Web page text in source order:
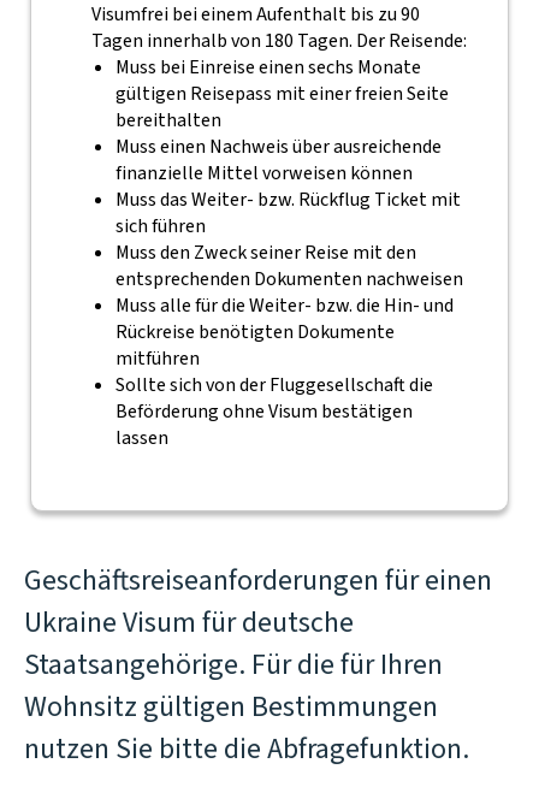
Visumfrei bei einem Aufenthalt bis zu 90
Tagen innerhalb von 180 Tagen. Der Reisende:
Muss bei Einreise einen sechs Monate
gültigen Reisepass mit einer freien Seite
bereithalten
Muss einen Nachweis über ausreichende
finanzielle Mittel vorweisen können
Muss das Weiter- bzw. Rückflug Ticket mit
sich führen
Muss den Zweck seiner Reise mit den
entsprechenden Dokumenten nachweisen
Muss alle für die Weiter- bzw. die Hin- und
Rückreise benötigten Dokumente
mitführen
Sollte sich von der Fluggesellschaft die
Beförderung ohne Visum bestätigen
lassen
Geschäftsreiseanforderungen für einen
Ukraine Visum für deutsche
Staatsangehörige. Für die für Ihren
Wohnsitz gültigen Bestimmungen
nutzen Sie bitte die Abfragefunktion.